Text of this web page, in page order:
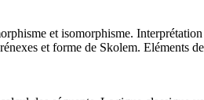
et isomorphisme.
et forme de Skolem. Eléments